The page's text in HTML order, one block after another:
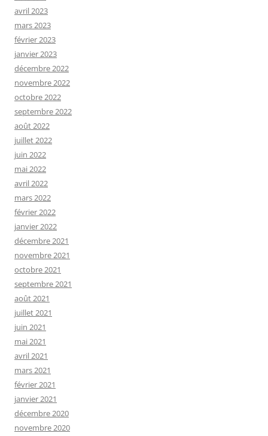
avril 2023
mars 2023
février 2023
janvier 2023
décembre 2022
novembre 2022
octobre 2022
septembre 2022
août 2022
juillet 2022
juin 2022
mai 2022
avril 2022
mars 2022
février 2022
janvier 2022
décembre 2021
novembre 2021
octobre 2021
septembre 2021
août 2021
juillet 2021
juin 2021
mai 2021
avril 2021
mars 2021
février 2021
janvier 2021
décembre 2020
novembre 2020